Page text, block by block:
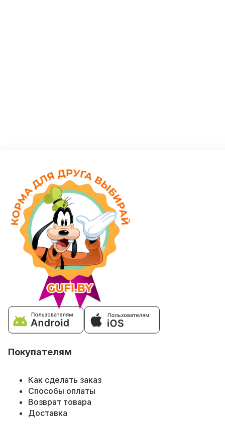
Покупателям
Как сделать заказ
Способы оплаты
Возврат товара
Доставка